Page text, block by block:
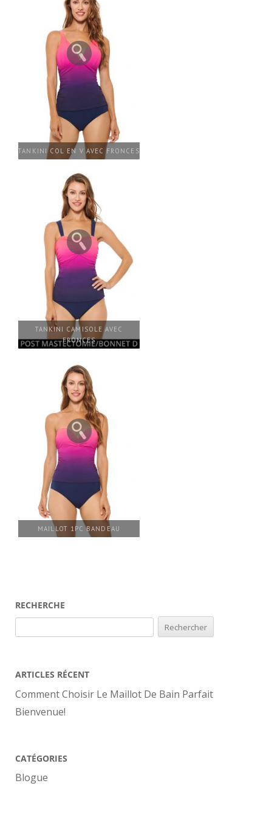
TANKINI COL EN V AVEC FRONCES
TANKINI CAMISOLE AVEC
FRONCES
MAILLOT 1PC BANDEAU
RECHERCHE
ARTICLES RÉCENT
Comment Choisir Le Maillot De Bain Parfait
Bienvenue!
CATÉGORIES
Blogue